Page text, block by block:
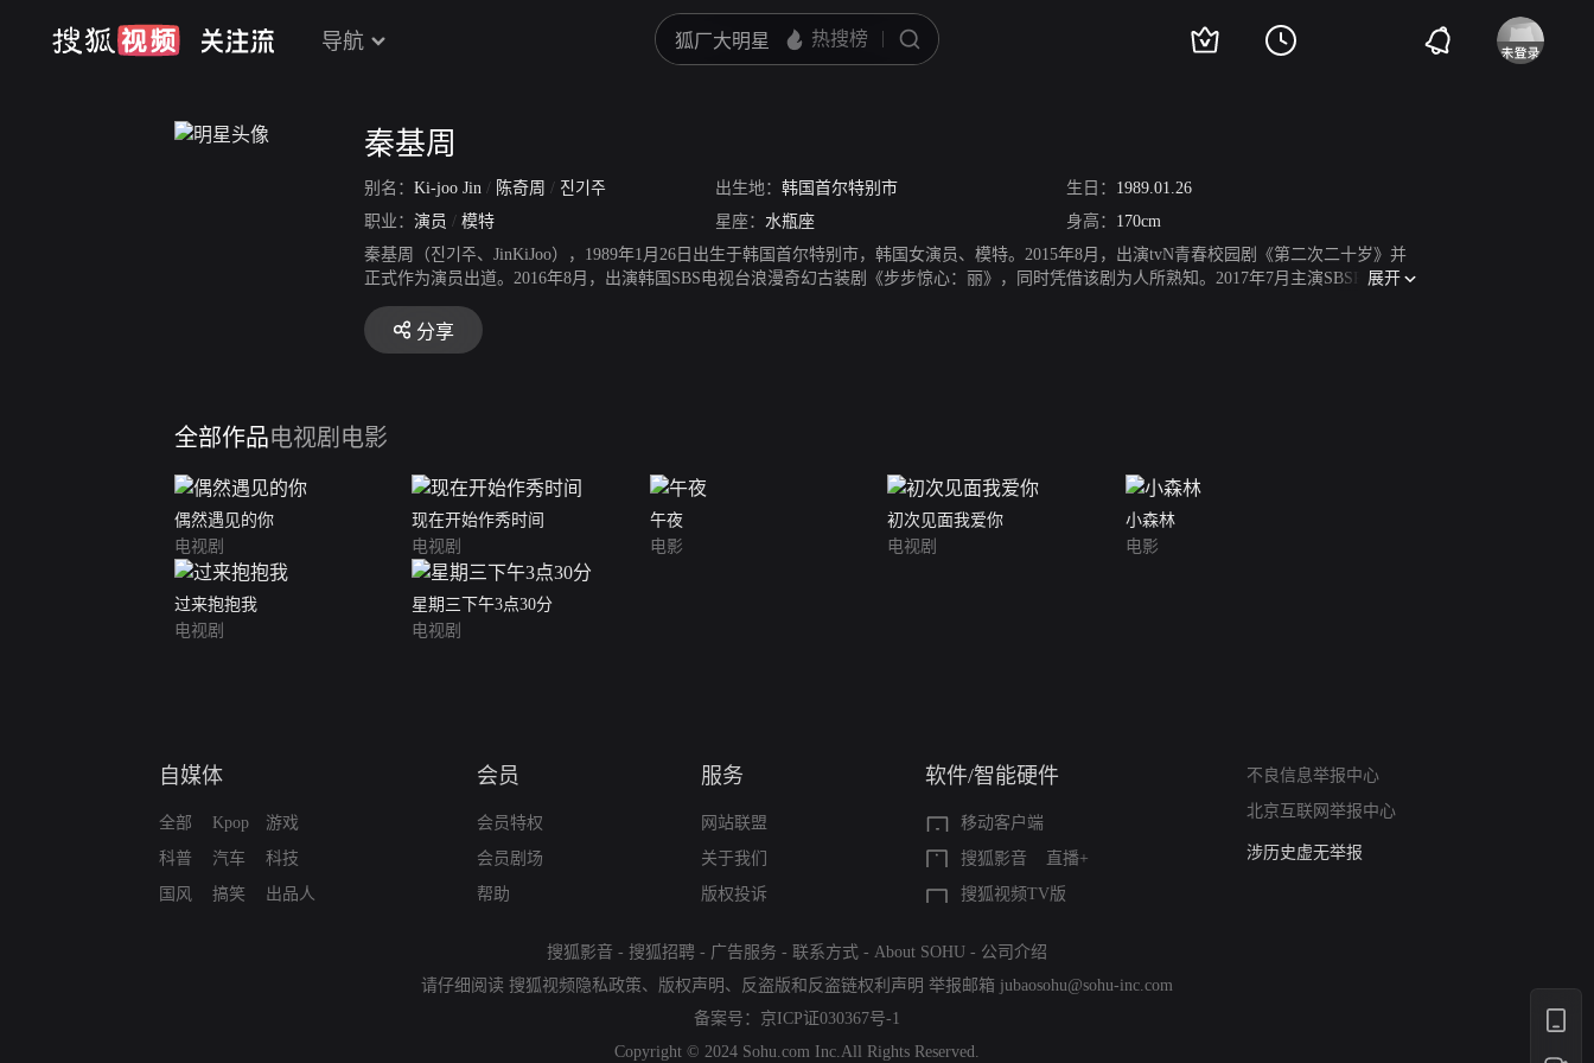
导航
秦基周
别名： Ki-joo Jin / 陈奇周 / 진기주 出生地： 韩国首尔特别市 生日： 1989.01.26
职业： 演员 / 模特 星座： 水瓶座 身高： 170cm
秦基周（진기주、JinKiJoo），1989年1月26日出生于韩国首尔特别市，韩国女演员、模特。2015年8月，出演tvN青春校园剧《第二次二十岁》并
正式作为演员出道。2016年8月，出演韩国SBS电视台浪漫奇幻古装剧《步步惊心：丽》，同时凭借该剧为人所熟知。2017年7月主演SBSPlus网络
浪漫喜剧《星期三下午3点30分》。2018年2月，主演JTBC爱情悬疑剧《迷雾》；随后，主演的剧情片《小森林》上映。5月，与张基龙共同主演
MBC悬疑爱情剧《过来抱抱我》。2019年5月，与金英光共同主演SBS浪漫爱情剧《初次见面，我爱你。》。
展开
分享
全部作品电视剧 电影
偶然遇见的你
电视剧
现在开始作秀时间
电视剧
午夜
电影
初次见面我爱你
电视剧
小森林
电影
过来抱抱我
电视剧
星期三下午3点30分
电视剧
自媒体
全部
科普
国风
Kpop
汽车
搞笑
游戏
科技
出品人
会员
会员特权
会员剧场
帮助
服务
网站联盟
关于我们
版权投诉
软件/智能硬件
移动客户端
搜狐影音
直播+
搜狐视频TV版
不良信息举报中心
北京互联网举报中心
亚运会举报专区
涉历史虚无举报
搜狐影音 - 搜狐招聘 - 广告服务 - 联系方式 - About SOHU - 公司介绍
请仔细阅读 搜狐视频隐私政策、 版权声明 、 反盗版和反盗链权利声明 举报邮箱 jubaosohu@sohu-inc.com
备案号： 京ICP证030367号-1
Copyright © 2024 Sohu.com Inc.All Rights Reserved.